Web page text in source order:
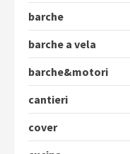
barche
barche a vela
barche&motori
cantieri
cover